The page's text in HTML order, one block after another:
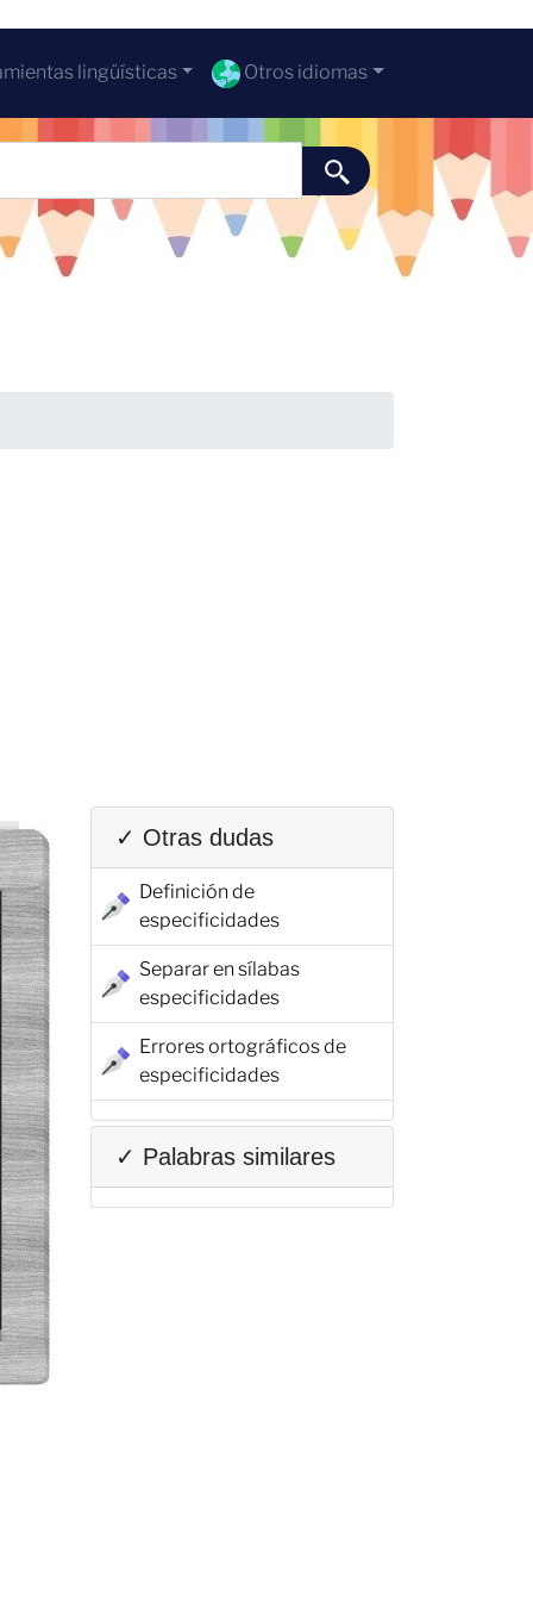
lingüísticas Otros idiomas
✓ Otras dudas
Definición de
especificidades
Separar en sílabas
especificidades
Errores ortográficos de
especificidades
✓ Palabras similares